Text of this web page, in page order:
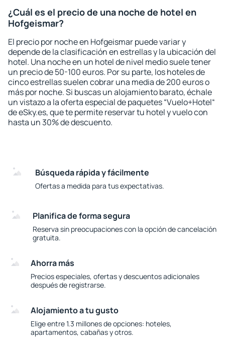
¿Cuál es el precio de una noche de hotel en
Hofgeismar?
El precio por noche en Hofgeismar puede variar y
depende de la clasificación en estrellas y la ubicación del
hotel. Una noche en un hotel de nivel medio suele tener
un precio de 50-100 euros. Por su parte, los hoteles de
cinco estrellas suelen cobrar una media de 200 euros o
más por noche. Si buscas un alojamiento barato, échale
un vistazo a la oferta especial de paquetes “Vuelo+Hotel“
de eSky.es, que te permite reservar tu hotel y vuelo con
hasta un 30% de descuento.
Búsqueda rápida y fácilmente
Ofertas a medida para tus expectativas.
Planifica de forma segura
Reserva sin preocupaciones con la opción de cancelación
gratuita.
Ahorra más
Precios especiales, ofertas y descuentos adicionales
después de registrarse.
Alojamiento a tu gusto
Elige entre 1.3 millones de opciones: hoteles,
apartamentos, cabañas y otros.